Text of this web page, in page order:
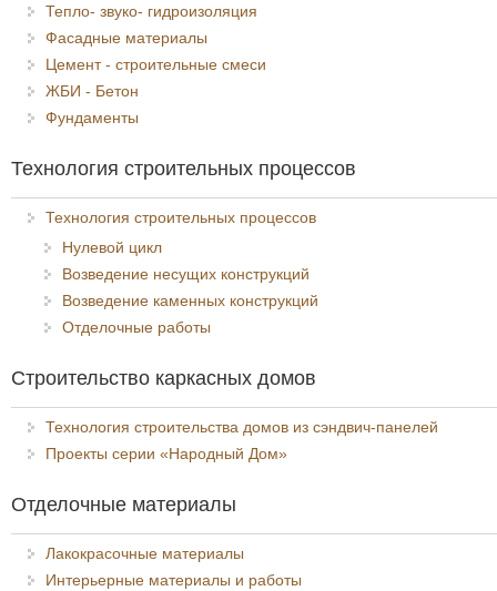
Тепло- звуко- гидроизоляция
Фасадные материалы
Цемент - строительные смеси
ЖБИ - Бетон
Фундаменты
Технология строительных процессов
Технология строительных процессов
Нулевой цикл
Возведение несущих конструкций
Возведение каменных конструкций
Отделочные работы
Строительство каркасных домов
Технология строительства домов из сэндвич-панелей
Проекты серии «Народный Дом»
Отделочные материалы
Лакокрасочные материалы
Интерьерные материалы и работы